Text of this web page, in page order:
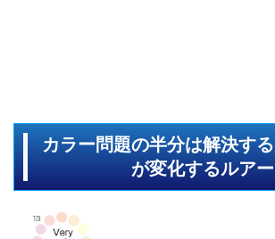
カラー問題の半分は解決す
が変化するルアー